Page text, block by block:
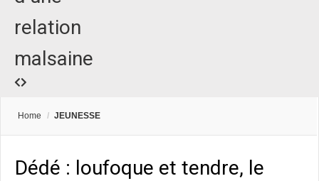
relation
malsaine
Home / JEUNESSE
Dédé : loufoque et tendre, le